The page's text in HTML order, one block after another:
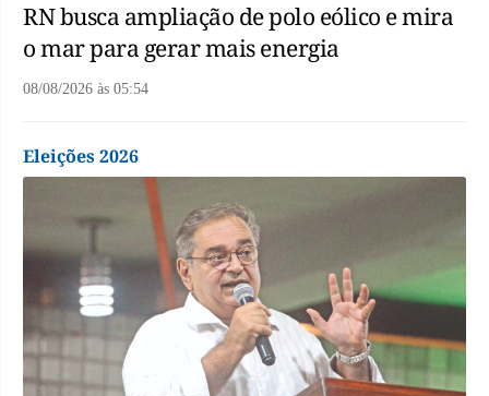
RN busca ampliação de polo eólico e mira
o mar para gerar mais energia
08/08/2026 às 05:54
Eleições 2026